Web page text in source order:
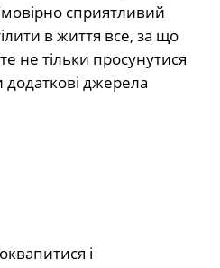
сприятливий
в життя все, за що
не тільки просунутися
додаткові джерела
і